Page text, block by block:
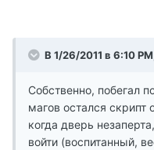
В 1/26/2011 в 6:10
Собственно, побегал
магов остался скрипт
когда дверь
войти (воспитанный,